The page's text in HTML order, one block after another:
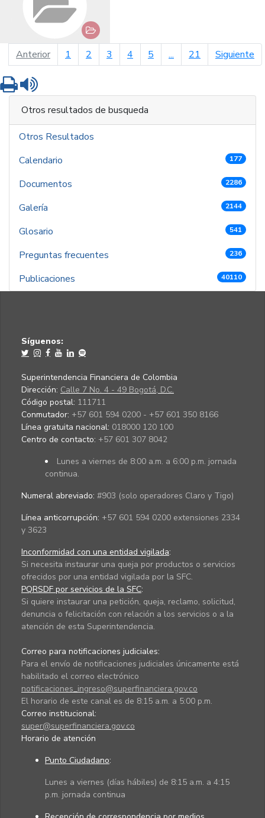
Anteriorpágina anterior
1 2 3 4 5 ... 21 Siguiente
Imprimir
Otros resultados de busqueda
Otros Resultados
Calendario
177
Documentos 2286
Galería 2144
Glosario 541
Preguntas frecuentes 236
Publicaciones 40110
Síguenos:
Superintendencia Financiera de Colombia
Dirección: Calle 7 No. 4 - 49 Bogotá, D.C.
Código postal: 111711
Conmutador: +57 601 594 0200 - +57 601 350 8166
Línea gratuita nacional: 018000 120 100
Centro de contacto: +57 601 307 8042
Lunes a viernes de 8:00 a.m. a 6:00 p.m. jornada
continua.
Numeral abreviado: #903 (solo operadores Claro y Tigo)
Línea anticorrupción: +57 601 594 0200 extensiones 2334
y 3623
Inconformidad con una entidad vigilada:
Si necesita instaurar una queja por productos o servicios
ofrecidos por una entidad vigilada por la SFC.
PQRSDF por servicios de la SFC:
Si quiere instaurar una petición, queja, reclamo, solicitud,
denuncia o felicitación con relación a los servicios o a la
atención de esta Superintendencia.
Correo para notificaciones judiciales:
Para el envío de notificaciones judiciales únicamente está
habilitado el correo electrónico
notificaciones_ingreso@superfinanciera.gov.co
El horario de este canal es de 8:15 a.m. a 5:00 p.m.
Correo institucional:
super@superfinanciera.gov.co
Horario de atención
Punto Ciudadano:
Lunes a viernes (días hábiles) de 8:15 a.m. a 4:15
p.m. jornada continua